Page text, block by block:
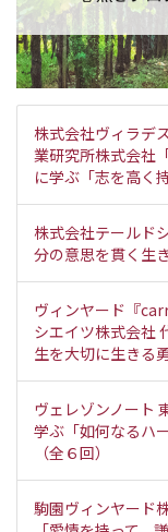
株式会社ヴィラデ
業研究所株式会社
に学ぶ「志を高く
株式会社テールド
分の意思を貫く生
ヴィンヤード『
シエイツ株式会社
生を大切に生きる
ヴェレゾンノート
学ぶ「如何なるハ
（全６回）
駒園ヴィンヤード